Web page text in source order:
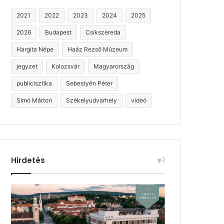
2021 2022 2023 2024 2025
2026 Budapest Csíkszereda
Hargita Népe Haáz Rezső Múzeum
jegyzet Kolozsvár Magyarország
publicisztika Sebestyén Péter
Simó Márton Székelyudvarhely videó
Hirdetés